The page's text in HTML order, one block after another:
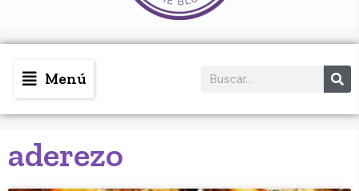
Menú
aderezo